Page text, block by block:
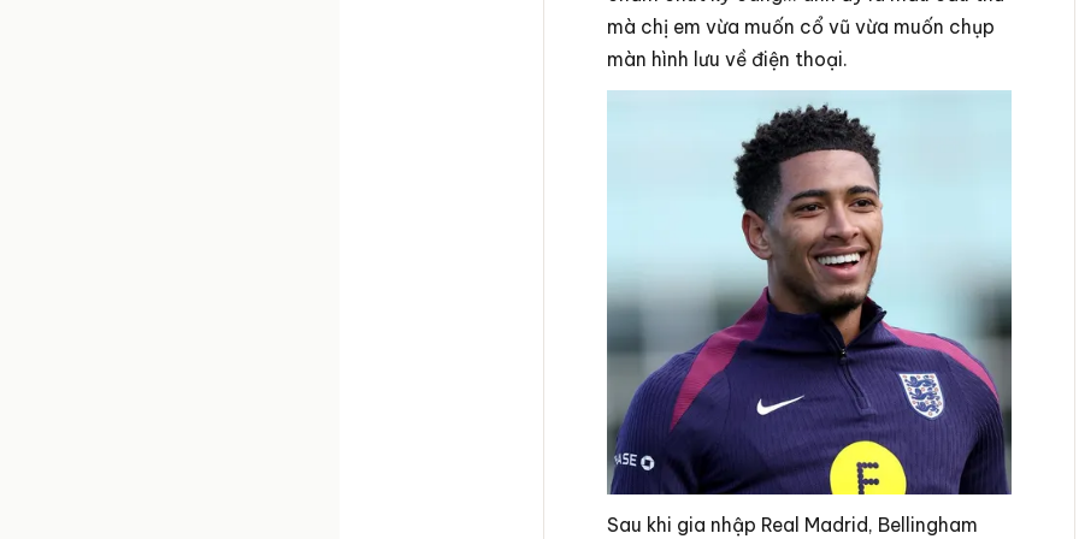
mà chị em vừa muốn cổ vũ vừa muốn chụp
màn hình lưu về điện thoại.
Sau khi gia nhập Real Madrid, Bellingham